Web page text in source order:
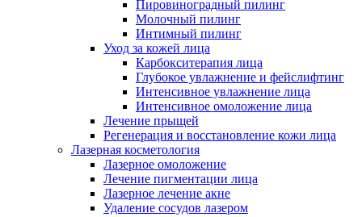
Пировиноградный пилинг
Молочный пилинг
Интимный пилинг
Уход за кожей лица
Карбокситерапия лица
Глубокое увлажнение и фейслифтинг
Интенсивное увлажнение лица
Интенсивное омоложение лица
Лечение прыщей
Регенерация и восстановление кожи лица
Лазерная косметология
Лазерное омоложение
Лечение пигментации лица
Лазерное лечение акне
Удаление сосудов лазером